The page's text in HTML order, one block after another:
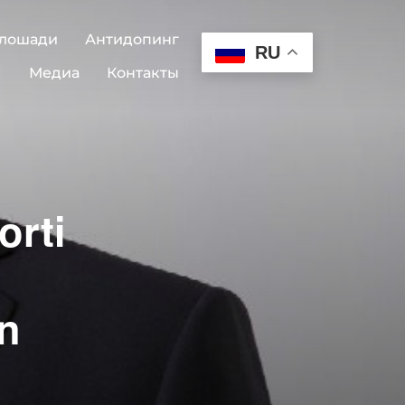
Антидопинг
Медиа
Контакты
RU